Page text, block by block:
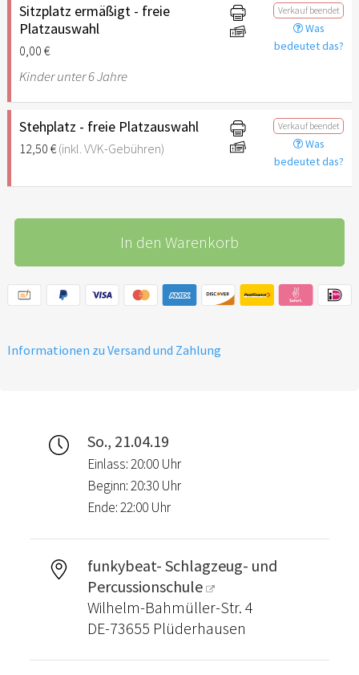
Sitzplatz ermäßigt - freie
Platzauswahl
0,00 €
Verkauf beendet
Was
bedeutet das?
Kinder unter 6 Jahre
Stehplatz - freie Platzauswahl
12,50 €(inkl. VVK-Gebühren)
Verkauf beendet
Was
bedeutet das?
In den Warenkorb
Informationen zu Versand und Zahlung
So., 21.04.19
Einlass: 20:00 Uhr
Beginn: 20:30 Uhr
Ende: 22:00 Uhr
funkybeat- Schlagzeug- und
Percussionschule
Wilhelm-Bahmüller-Str. 4
DE-73655 Plüderhausen